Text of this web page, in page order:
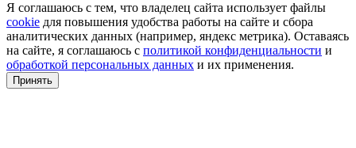
Я соглашаюсь с тем, что владелец сайта использует файлы
cookie для повышения удобства работы на сайте и сбора
аналитических данных (например, яндекс метрика). Оставаясь
на сайте, я соглашаюсь с политикой конфиденциальности и
обработкой персональных данных и их применения.
Принять